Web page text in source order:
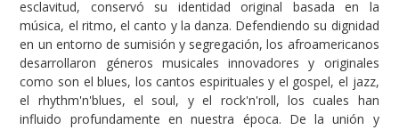
esclavitud, conservó su identidad original basada en la
música, el ritmo, el canto y la danza. Defendiendo su dignidad
en un entorno de sumisión y segregación, los afroamericanos
desarrollaron géneros musicales innovadores y originales
como son el blues, los cantos espirituales y el gospel, el jazz,
el rhythm'n'blues, el soul, y el rock'n'roll, los cuales han
influido profundamente en nuestra época. De la unión y